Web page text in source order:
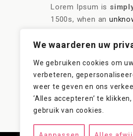
We waarderen uw
We gebruiken cookies om
verbeteren,
weer te geven en ons
‘Alles accepteren’ te
gebruik van cookies.
Lorem Ipsum is
1500s, when an
Contrary to popular
years old. Richard
from a Lorem Ipsum